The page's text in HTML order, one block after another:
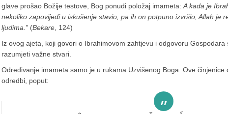
glave prošao Božije testove, Bog ponudi položaj imameta:A kada je
nekoliko zapovijedi u iskušenje stavio, pa ih on potpuno izvršio, Allah je
ljudima.” (Bekare, 124)
Iz ovog ajeta, koji govori o Ibrahimovom zahtjevu i odgovoru
razumjeti važne stvari.
Određivanje imameta samo je u rukama Uzvišenog Boga. Ove činjenice
odredbi, poput: